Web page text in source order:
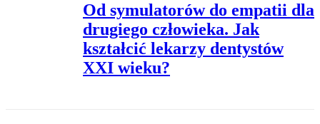
Od symulatorów do empatii dla
drugiego człowieka. Jak
kształcić lekarzy dentystów
XXI wieku?